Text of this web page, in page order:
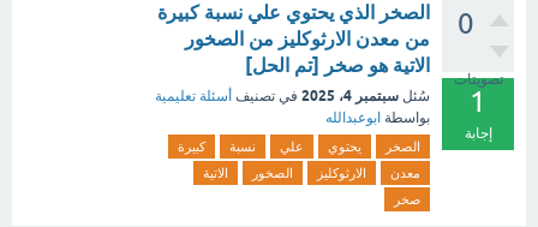
0
تصويتات
1
إجابة
الصخر الذي يحتوي علي نسبة كبيرة
من معدن الارثوكليز من الصخور
الاتية هو صخر [تم الحل]
سُئل سبتمبر 4، 2025 في تصنيف أسئلة تعليمية
بواسطة ابوعبدالله
الصخر يحتوي علي نسبة
كبيرة
معدن
الارثوكليز الصخور
الاتية
صخر